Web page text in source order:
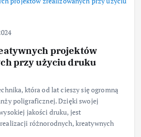
projektów
przy użyciu druku
która od lat cieszy się ogromną
poligraficznej. Dzięki swojej
jakości druku, jest
różnorodnych, kreatywnych